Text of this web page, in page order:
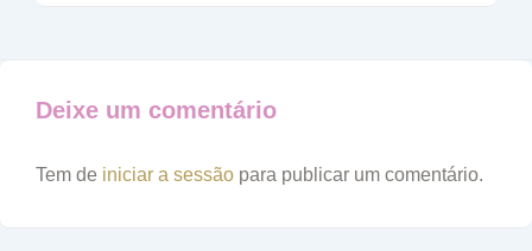
Deixe um comentário
Tem de iniciar a sessão para publicar um comentário.